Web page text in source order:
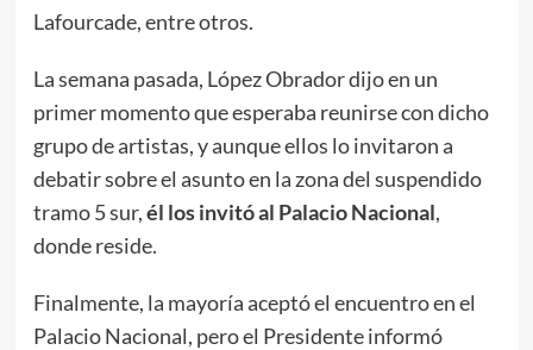
Lafourcade, entre otros.
La semana pasada, López Obrador dijo en un
primer momento que esperaba reunirse con dicho
grupo de artistas, y aunque ellos lo invitaron a
debatir sobre el asunto en la zona del suspendido
tramo 5 sur,él los invitó al Palacio Nacional,
donde reside.
Finalmente, la mayoría aceptó el encuentro en el
Palacio Nacional, pero el Presidente informó